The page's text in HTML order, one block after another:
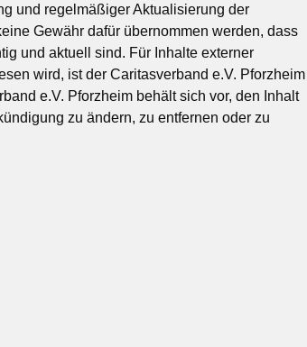
und regelmäßiger Aktualisierung der
Gewähr dafür übernommen werden, dass
und aktuell sind. Für Inhalte externer
wird, ist der Caritasverband e.V. Pforzheim
e.V. Pforzheim behält sich vor, den Inhalt
zu ändern, zu entfernen oder zu